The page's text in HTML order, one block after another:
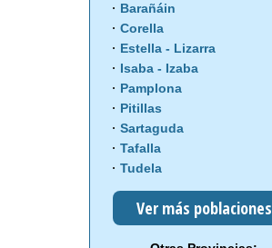
Barañáin
Corella
Estella - Lizarra
Isaba - Izaba
Pamplona
Pitillas
Sartaguda
Tafalla
Tudela
Ver más poblaciones